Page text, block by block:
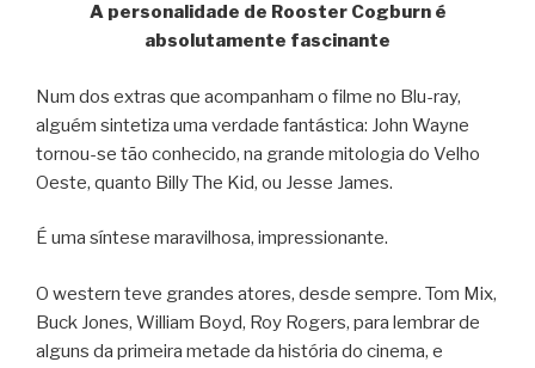
A personalidade de Rooster Cogburn é
absolutamente fascinante
Num dos extras que acompanham o filme no Blu-ray,
alguém sintetiza uma verdade fantástica: John Wayne
tornou-se tão conhecido, na grande mitologia do Velho
Oeste, quanto Billy The Kid, ou Jesse James.
É uma síntese maravilhosa, impressionante.
O western teve grandes atores, desde sempre. Tom Mix,
Buck Jones, William Boyd, Roy Rogers, para lembrar de
alguns da primeira metade da história do cinema, e